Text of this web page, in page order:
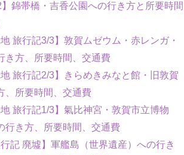
】錦帯橋・吉香公園への行き方と所要時間
地 旅行記3/3】敦賀ムゼウム・赤レンガ・
き方、所要時間、交通費
地 旅行記2/3】きらめきみなと館・旧敦賀
、所要時間、交通費
地 旅行記1/3】氣比神宮・敦賀市立博物
行き方、所要時間、交通費
行記 廃墟】軍艦島（世界遺産）への行き